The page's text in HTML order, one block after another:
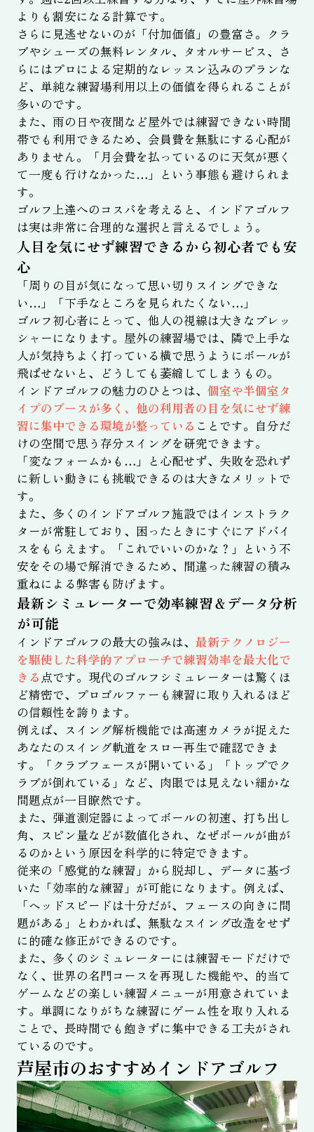
よりも割安になる計算です。
さらに見逃せないのが「付加価値」の豊富さ。クラ
ブやシューズの無料レンタル、タオルサービス、さ
らにはプロによる定期的なレッスン込みのプランな
ど、単純な練習場利用以上の価値を得られることが
多いのです。
また、雨の日や夜間など屋外では練習できない時間
帯でも利用できるため、会員費を無駄にする心配が
ありません。「月会費を払っているのに天気が悪く
て一度も行けなかった…」という事態も避けられま
す。
ゴルフ上達へのコスパを考えると、インドアゴルフ
は実は非常に合理的な選択と言えるでしょう。
人目を気にせず練習できるから初心者でも安
心
「周りの目が気になって思い切りスイングできな
い…」「下手なところを見られたくない…」
ゴルフ初心者にとって、他人の視線は大きなプレッ
シャーになります。屋外の練習場では、隣で上手な
人が気持ちよく打っている横で思うようにボールが
飛ばせないと、どうしても萎縮してしまうもの。
インドアゴルフの魅力のひとつは、 個室や半個室タ
イプのブースが多く、他の利用者の目を気にせず練
習に集中できる環境が整っている ことです。自分だ
けの空間で思う存分スイングを研究できます。
「変なフォームかも…」と心配せず、失敗を恐れず
に新しい動きにも挑戦できるのは大きなメリットで
す。
また、多くのインドアゴルフ施設ではインストラク
ターが常駐しており、困ったときにすぐにアドバイ
スをもらえます。「これでいいのかな？」という不
安をその場で解消できるため、間違った練習の積み
重ねによる弊害も防げます。
最新シミュレーターで効率練習＆データ分析
が可能
インドアゴルフの最大の強みは、 最新テクノロジー
を駆使した科学的アプローチで練習効率を最大化で
きる 点です。現代のゴルフシミュレーターは驚くほ
ど精密で、プロゴルファーも練習に取り入れるほど
の信頼性を誇ります。
例えば、スイング解析機能では高速カメラが捉えた
あなたのスイング軌道をスロー再生で確認できま
す。「クラブフェースが開いている」「トップでク
ラブが倒れている」など、肉眼では見えない細かな
問題点が一目瞭然です。
また、弾道測定器によってボールの初速、打ち出し
角、スピン量などが数値化され、なぜボールが曲が
るのかという原因を科学的に特定できます。
従来の「感覚的な練習」から脱却し、データに基づ
いた「効率的な練習」が可能になります。例えば、
「ヘッドスピードは十分だが、フェースの向きに問
題がある」とわかれば、無駄なスイング改造をせず
に的確な修正ができるのです。
また、多くのシミュレーターには練習モードだけで
なく、世界の名門コースを再現した機能や、的当て
ゲームなどの楽しい練習メニューが用意されていま
す。単調になりがちな練習にゲーム性を取り入れる
ことで、長時間でも飽きずに集中できる工夫がされ
ているのです。
芦屋市のおすすめインドアゴルフ